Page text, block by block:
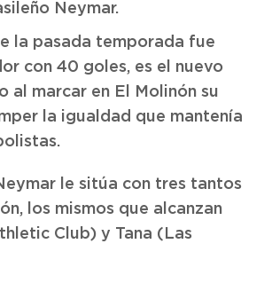
Neymar.
la pasada temporada fue
con 40 goles, es el nuevo
al marcar en El Molinón su
la igualdad que mantenía
le sitúa con tres tantos
los mismos que alcanzan
Club) y Tana (Las